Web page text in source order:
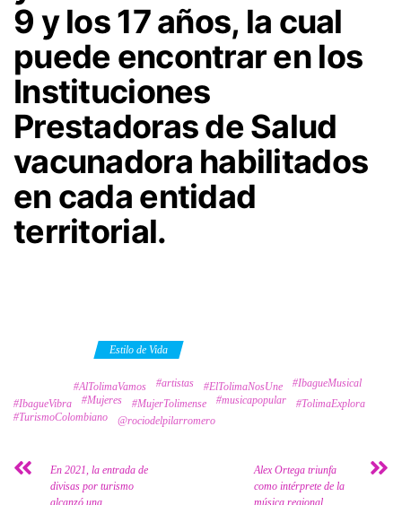
9 y los 17 años, la cual
puede encontrar en los
Instituciones
Prestadoras de Salud
vacunadora habilitados
en cada entidad
territorial.
Estilo de Vida
#AlTolimaVamos #artistas #ElTolimaNosUne
#IbagueMusical
#IbagueVibra
#Mujeres #MujerTolimense #musicapopular
#TolimaExplora
#TurismoColombiano
@rociodelpilarromero
En 2021, la entrada de
divisas por turismo
Alex Ortega triunfa
como intérprete de la